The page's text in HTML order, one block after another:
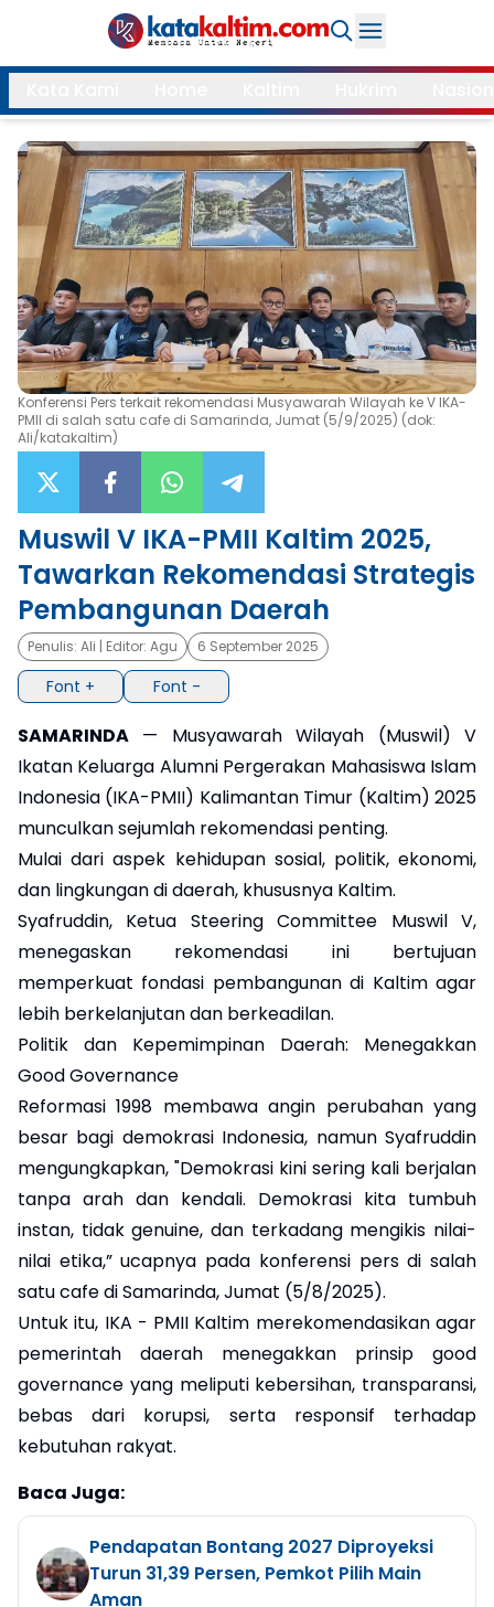
Daerah
Kukar
Samarinda
Bontang
Balikpapan
Kubar
Kutim
PPU
Mahulu
Paser
Berau
More
Internasional
Feature
Opini
Gaya
Hidup
×
Search
Konferensi Pers terkait rekomendasi Musyawarah Wilayah ke V IKA-
PMII di salah satu cafe di Samarinda, Jumat (5/9/2025) (dok:
Ali/katakaltim)
Muswil V IKA-PMII Kaltim 2025,
Tawarkan Rekomendasi Strategis
Pembangunan Daerah
Penulis: Ali | Editor: Agu 6 September 2025
Font + Font -
SAMARINDA — Musyawarah Wilayah (Muswil) V
Ikatan Keluarga Alumni Pergerakan Mahasiswa Islam
Indonesia (IKA-PMII) Kalimantan Timur (Kaltim) 2025
munculkan sejumlah rekomendasi penting.
Mulai dari aspek kehidupan sosial, politik, ekonomi,
dan lingkungan di daerah, khususnya Kaltim.
Syafruddin, Ketua Steering Committee Muswil V,
menegaskan rekomendasi ini bertujuan
memperkuat fondasi pembangunan di Kaltim agar
lebih berkelanjutan dan berkeadilan.
Politik dan Kepemimpinan Daerah: Menegakkan
Good Governance
Reformasi 1998 membawa angin perubahan yang
besar bagi demokrasi Indonesia, namun Syafruddin
mengungkapkan, "Demokrasi kini sering kali berjalan
tanpa arah dan kendali. Demokrasi kita tumbuh
instan, tidak genuine, dan terkadang mengikis nilai-
nilai etika,” ucapnya pada konferensi pers di salah
satu cafe di Samarinda, Jumat (5/8/2025).
Untuk itu, IKA - PMII Kaltim merekomendasikan agar
pemerintah daerah menegakkan prinsip good
governance yang meliputi kebersihan, transparansi,
bebas dari korupsi, serta responsif terhadap
kebutuhan rakyat.
Baca Juga:
Pendapatan Bontang 2027 Diproyeksi
Turun 31,39 Persen, Pemkot Pilih Main
Aman